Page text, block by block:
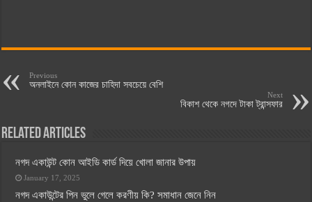
Previous
অনলাইনে কোন কাজের চাহিদা সবচেয়ে বেশি
Next
বিকাশ থেকে নগদে টাকা ট্রান্সফার
Related Articles
নগদ একাউন্ট কোন আইডি কার্ড দিয়ে খোলা জানার উপায়
January 17, 2025
নগদ একাউন্টের পিন ভুলে গেলে করণীয় কি? সমাধান জেনে নিন